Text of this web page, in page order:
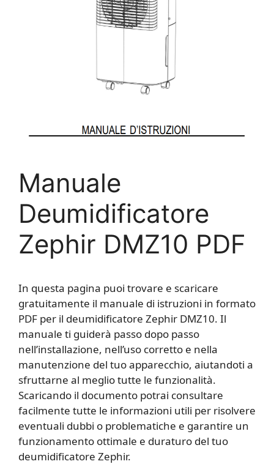
Manuale
Deumidificatore
Zephir DMZ10 PDF
In questa pagina puoi trovare e scaricare
gratuitamente il manuale di istruzioni in formato
PDF per il deumidificatore Zephir DMZ10. Il
manuale ti guiderà passo dopo passo
nell’installazione, nell’uso corretto e nella
manutenzione del tuo apparecchio, aiutandoti a
sfruttarne al meglio tutte le funzionalità.
Scaricando il documento potrai consultare
facilmente tutte le informazioni utili per risolvere
eventuali dubbi o problematiche e garantire un
funzionamento ottimale e duraturo del tuo
deumidificatore Zephir.